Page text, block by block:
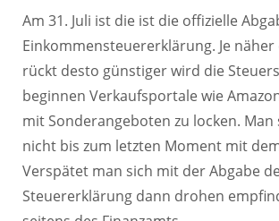
Am 31. Juli ist die ist die offizielle
Einkommensteuererklärung. Je
rückt desto günstiger wird die
beginnen Verkaufsportale wie
mit Sonderangeboten zu locken.
nicht bis zum letzten Moment mit
Verspätet man sich mit der Abgabe
Steuererklärung dann drohen